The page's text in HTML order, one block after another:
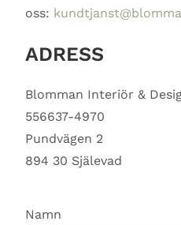
oss:
ADRESS
Blomman Interiör &
556637-4970
Pundvägen 2
894 30 Själevad
Namn